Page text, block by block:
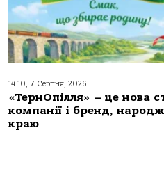
14:10, 7 Серпня, 2026
«ТернОпілля» – це нова
компанії і бренд,
краю